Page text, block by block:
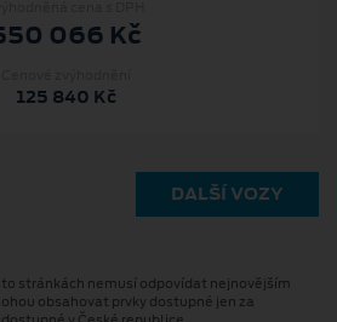
066 Kč
125 840 Kč
DALŠÍ VOZY
stránkách nemusí odpovídat nejnovějším
obsahovat prvky dostupné jen za